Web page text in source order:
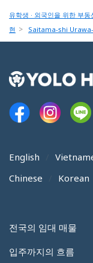
유학생 · 외국인을 위한 부
현
Saitama-shi
English
Chinese
Korean
전국의 임대 매물
입주까지의 흐름